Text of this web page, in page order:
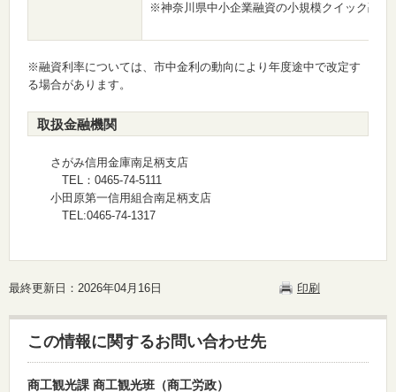
※神奈川県中小企業融資の小規模クイック融資
※融資利率については、市中金利の動向により年度途中で改定す
る場合があります。
取扱金融機関
さがみ信用金庫南足柄支店
TEL：0465-74-5111
小田原第一信用組合南足柄支店
TEL:0465-74-1317
最終更新日：2026年04月16日 印刷
この情報に関するお問い合わせ先
商工観光課 商工観光班（商工労政）